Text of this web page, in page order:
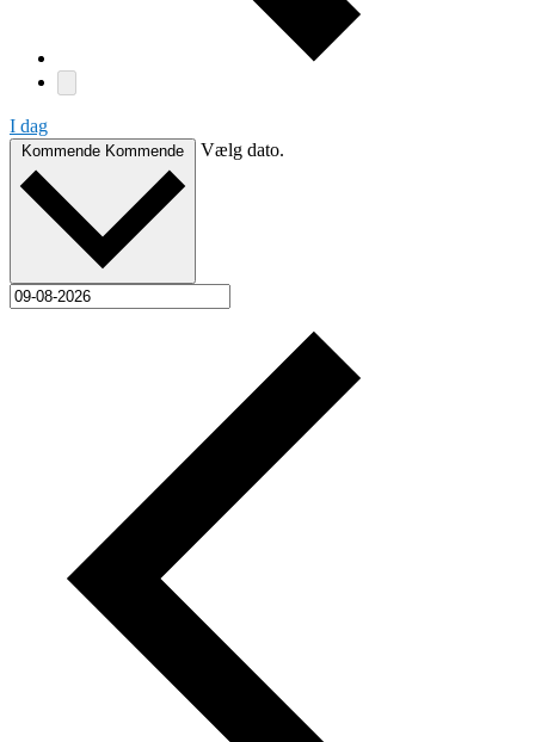
I dag
Kommende Kommende Vælg dato.